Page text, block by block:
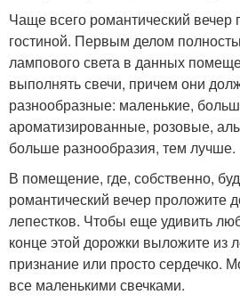
Чаще всего романтический вечер
гостиной. Первым делом
лампового света в данных
выполнять свечи, причем они
разнообразные: маленькие,
ароматизированные, розовые,
больше разнообразия, тем лучше.
В помещение, где, собственно,
романтический вечер проложите
лепестков. Чтобы еще удивить
конце этой дорожки выложите из
признание или просто сердечко.
все маленькими свечками.